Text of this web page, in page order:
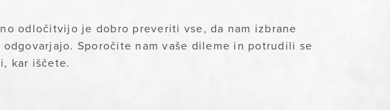
odločitvijo je dobro preveriti vse, da nam izbrane
Sporočite nam vaše dileme in potrudili se
kar iščete.